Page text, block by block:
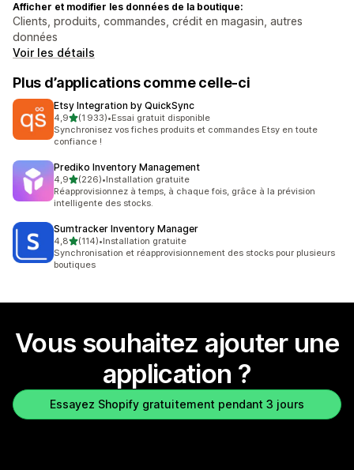
Afficher et modifier les données de la boutique:
Clients, produits, commandes, crédit en magasin, autres
données
Voir les détails
Plus d’applications comme celle-ci
Etsy Integration by QuickSync
4,9étoile(s) sur 5
(1 933)
1933 avis au total
•Essai gratuit disponible
Synchronisez vos fiches produits et commandes Etsy en toute
confiance !
Prediko Inventory Management
4,9étoile(s) sur 5
(226)
226 avis au total
•Installation gratuite
Réapprovisionnez à temps, à chaque fois, grâce à la prévision
intelligente des stocks.
Sumtracker Inventory Manager
4,8étoile(s) sur 5
(114)
114 avis au total
•Installation gratuite
Synchronisation et réapprovisionnement des stocks pour plusieurs
boutiques
Vous souhaitez ajouter une
application ?
Essayez Shopify gratuitement pendant 3 jours